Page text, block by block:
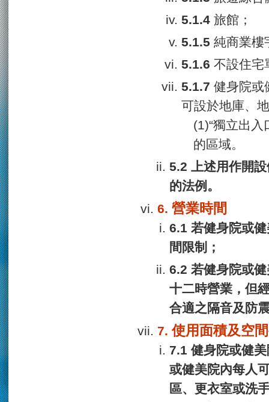
旅館；
純商業樓
不設住宅
健身院或
可設於地庫、
(1)“獨立出
的區域。
上述用作開
的法例。
營業時間
若健身院或
間限制；
若健身院或
十二時營業，但
合適之隔音及防
使用面積及空
健身院或健
或健美院內每人
區、更衣室或洗